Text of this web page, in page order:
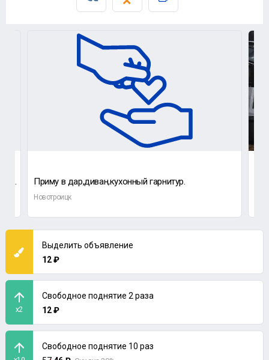
Здравствуйте приму в дар диван может у кого-то стоит без надобности Приму в дар,диван,кухонный гарнитур.
Новотроицк
Выделить объявление
12 ₽
x2
Свободное поднятие 2 раза
12 ₽
Свободное поднятие 10 раз